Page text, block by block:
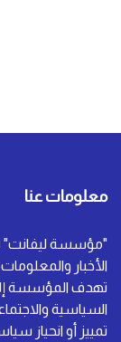
معلومات عنا
"مؤسسة ليفانت"
الأخبار
تهدف المؤسسة
السياسية
تمييز أو انحياز